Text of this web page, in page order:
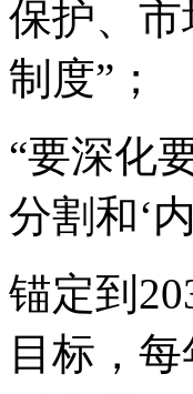
保护、
制度”；
“要深化
分割和‘
锚定到
目标，